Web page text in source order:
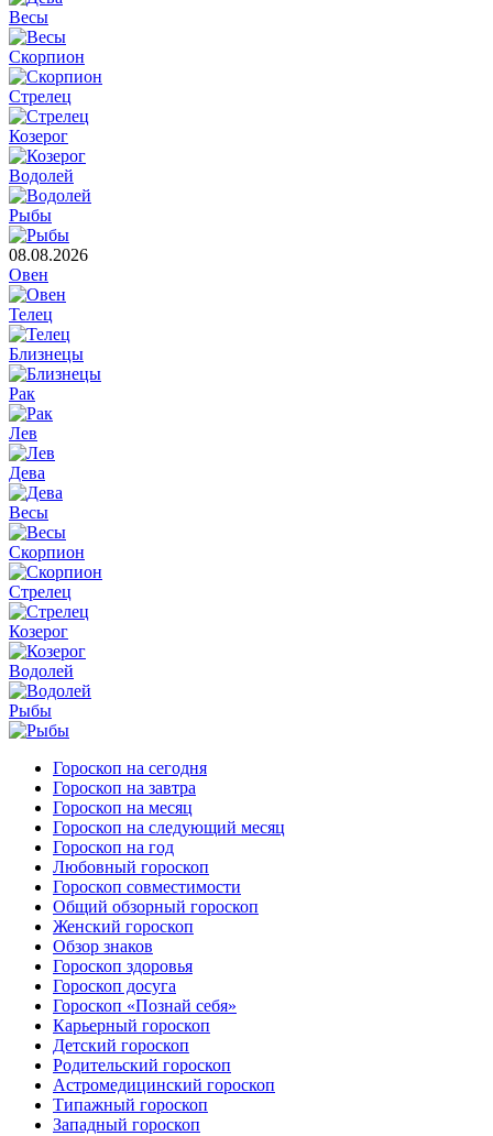
Весы
Скорпион
Стрелец
Козерог
Водолей
Рыбы
08.08.2026
Овен
Телец
Близнецы
Рак
Лев
Дева
Весы
Скорпион
Стрелец
Козерог
Водолей
Рыбы
Гороскоп на сегодня
Гороскоп на завтра
Гороскоп на месяц
Гороскоп на следующий месяц
Гороскоп на год
Любовный гороскоп
Гороскоп совместимости
Общий обзорный гороскоп
Женский гороскоп
Обзор знаков
Гороскоп здоровья
Гороскоп досуга
Гороскоп «Познай себя»
Карьерный гороскоп
Детский гороскоп
Родительский гороскоп
Астромедицинский гороскоп
Типажный гороскоп
Западный гороскоп